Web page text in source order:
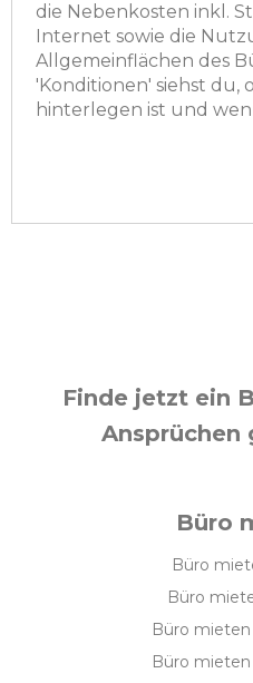
die Nebenkosten inkl.
Internet sowie die
Allgemeinflächen des
'Konditionen' siehst du,
hinterlegen ist und
Finde jetzt ein
Ansprüchen
Büro
Büro
Büro
Büro
Büro